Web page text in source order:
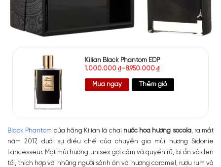
Kilian Black Phantom EDP
1.000.000₫–8.950.000₫
Mua ngay Thêm giỏ
Black Phantom của hãng Kilian là chai nước hoa hương socola, ra mắt
năm 2017, dưới sự điều chế của chuyên gia mùi hương Sidonie
Lancesseur. Một mùi hương unisex gợi cảm và quyến rũ, bí ẩn và đen
tối, thích hợp với những người sành ăn với hương caramel, rượu rum và